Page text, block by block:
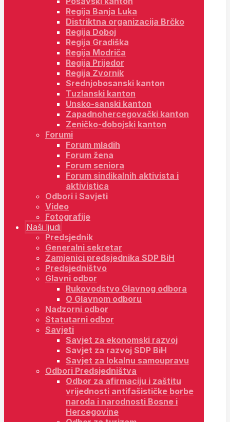
Regija Banja Luka
Distriktna organizacija Brčko
Regija Doboj
Regija Gradiška
Regija Modriča
Regija Prijedor
Regija Zvornik
Srednjobosanski kanton
Tuzlanski kanton
Unsko-sanski kanton
Zapadnohercegovački kanton
Zeničko-dobojski kanton
Forumi
Forum mladih
Forum žena
Forum seniora
Forum sindikalnih aktivista i
aktivistica
Odbori i Savjeti
Video
Fotografije
Naši ljudi
Predsjednik
Generalni sekretar
Zamjenici predsjednika SDP BiH
Predsjedništvo
Glavni odbor
Rukovodstvo Glavnog odbora
O Glavnom odboru
Nadzorni odbor
Statutarni odbor
Savjeti
Savjet za ekonomski razvoj
Savjet za razvoj SDP BiH
Savjet za lokalnu samoupravu
Odbori Predsjedništva
Odbor za afirmaciju i zaštitu
vrijednosti antifašističke borbe
naroda i narodnosti Bosne i
Hercegovine